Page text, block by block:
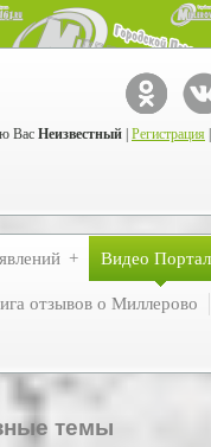
Вас Неизвестный Регистрация
Видео
отзывов о Миллерово
темы